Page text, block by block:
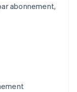
abonnement,